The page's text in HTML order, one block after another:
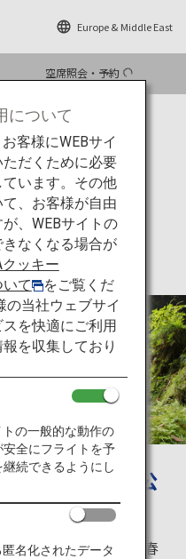
Europe & Middle East
空席照会・予約
熊本
園
春には鍋ヶ滝公
られます。
美しい観光地です。春
について
客様にWEBサイ
ただくために必要
います。その他
、お客様が自由
、WEBサイトの
なくなる場合が
クッキー
いて
をご覧くだ
の当社ウェブサイ
スを快適にご利用
を収集しており
トの一般的な動作の
全にフライトを予
続できるようにし
名化されたデータ